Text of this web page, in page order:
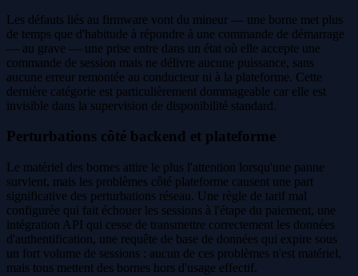
Les défauts liés au firmware vont du mineur — une borne met plus
de temps que d'habitude à répondre à une commande de démarrage
— au grave — une prise entre dans un état où elle accepte une
commande de session mais ne délivre aucune puissance, sans
aucune erreur remontée au conducteur ni à la plateforme. Cette
dernière catégorie est particulièrement dommageable car elle est
invisible dans la supervision de disponibilité standard.
Perturbations côté backend et plateforme
Le matériel des bornes attire le plus l'attention lorsqu'une panne
survient, mais les problèmes côté plateforme causent une part
significative des perturbations réseau. Une règle de tarif mal
configurée qui fait échouer les sessions à l'étape du paiement, une
intégration API qui cesse de transmettre correctement les données
d'authentification, une requête de base de données qui expire sous
un fort volume de sessions : aucun de ces problèmes n'est matériel,
mais tous mettent des bornes hors d'usage effectif.